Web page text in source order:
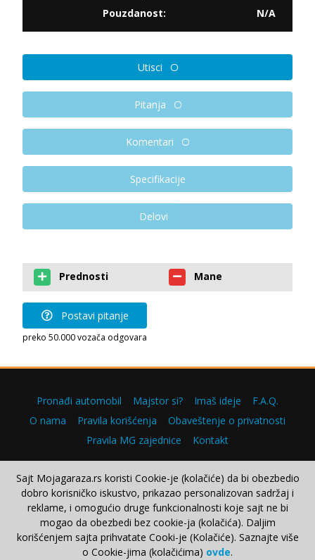
Pouzdanost:
N/A
Utisci
Pitanja
Komentari
Specifikacije
Delovi
Prednosti Mane
Postavi pitanje
preko 50.000 vozača odgovara
Pronađi automobil Majstor si? Imaš ideje
F.A.Q.
O nama
Pravila korišćenja
Obaveštenje o privatnosti
Pravila MG zajednice
Kontakt
Copyright © 2000–2026.
Sajt Mojagaraza.rs koristi Cookie-je (kolačiće) da bi obezbedio
dobro korisničko iskustvo, prikazao personalizovan sadržaj i
reklame, i omogućio druge funkcionalnosti koje sajt ne bi
mogao da obezbedi bez cookie-ja (kolačića). Daljim
korišćenjem sajta prihvatate Cooki-je (Kolačiće). Saznajte više
o Cookie-jima (kolačićima) ovde.